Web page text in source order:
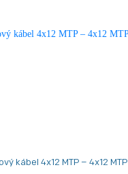
kábel 4x12 MTP – 4x12 MTP